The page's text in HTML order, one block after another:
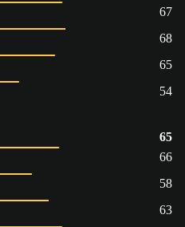
67
68
65
54
65
66
58
63